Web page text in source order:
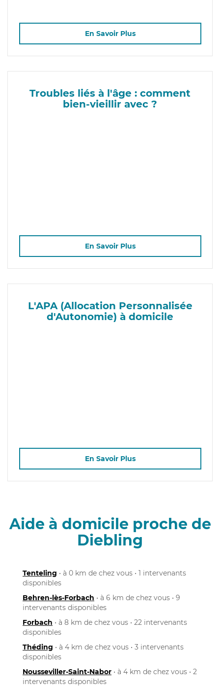
En Savoir Plus
Troubles liés à l'âge : comment
bien-vieillir avec ?
En Savoir Plus
L'APA (Allocation Personnalisée
d'Autonomie) à domicile
En Savoir Plus
Aide à domicile proche de
Diebling
Tenteling • à 0 km de chez vous • 1 intervenants
disponibles
Behren-lès-Forbach • à 6 km de chez vous • 9
intervenants disponibles
Forbach • à 8 km de chez vous • 22 intervenants
disponibles
Théding • à 4 km de chez vous • 3 intervenants
disponibles
Nousseviller-Saint-Nabor • à 4 km de chez vous • 2
intervenants disponibles